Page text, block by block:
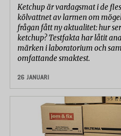
Ketchup är vardagsmat i de
kölvattnet av larmen om
frågan fått ny aktualitet: hur
ketchup? Testfakta har låtit
märken i laboratorium och
omfattande smaktest.
26 JANUARI